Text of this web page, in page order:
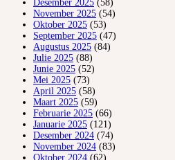
Desember 2025 (58)
November 2025 (54)
Oktober 2025 (53)
September 2025 (47)
Augustus 2025 (84)
Julie 2025 (88)
Junie 2025 (52)
Mei 2025 (73)
April 2025 (58)
Maart 2025 (59)
Februarie 2025 (66)
Januarie 2025 (121)
Desember 2024 (74)
November 2024 (83)
Oktober 2024 (62)